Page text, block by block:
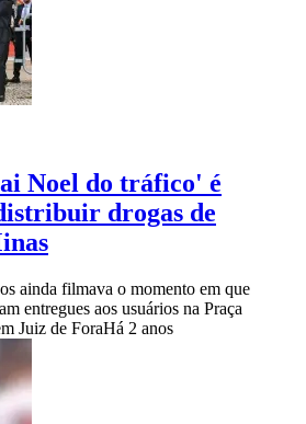
Noel do tráfico' é
drogas de
ainda filmava o momento em que
entregues aos usuários na Praça
Juiz de ForaHá 2 anos